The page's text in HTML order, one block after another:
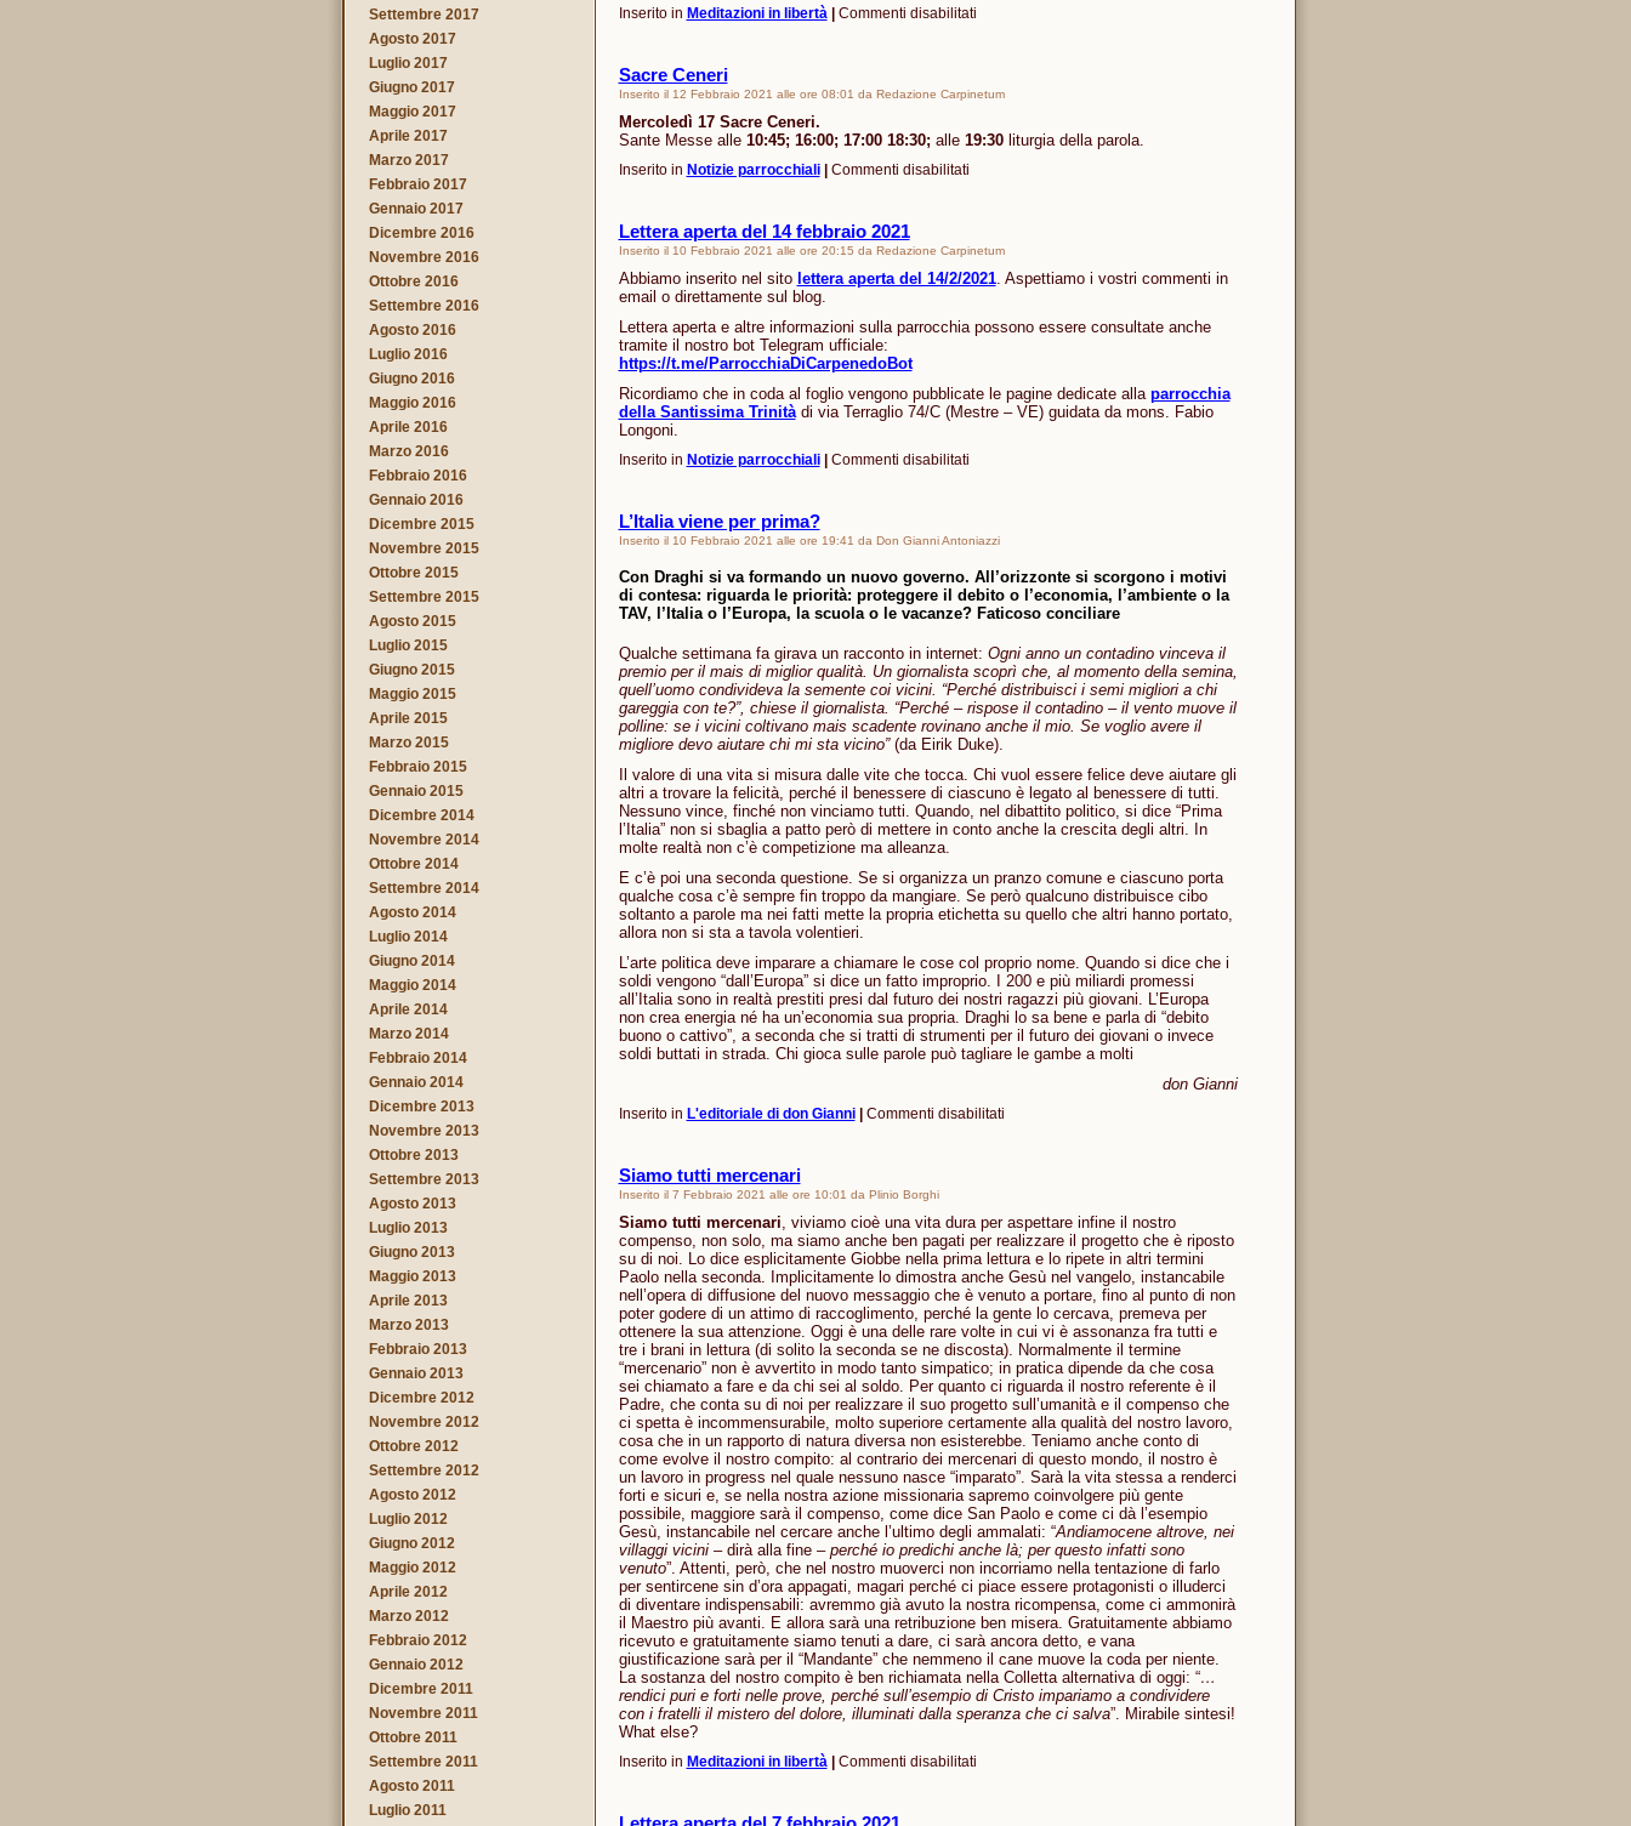
Inserito in Meditazioni in libertà Commenti disabilitatisu
Sacre Ceneri
Inserito il 12 Febbraio 2021 alle ore 08:01 da Redazione Carpinetum
Mercoledì 17 Sacre Ceneri.
Sante Messe alle 10:45; 16:00; 17:00 18:30;alle 19:30liturgia della parola.
Inserito in Notizie parrocchiali Commenti disabilitatisu
Lettera aperta del 14 febbraio 2021
Inserito il 10 Febbraio 2021 alle ore 20:15 da Redazione Carpinetum
Abbiamo inserito nel sito lettera aperta del 14/2/2021. Aspettiamo i vostri commenti in
email o direttamente sul blog.
Lettera aperta e altre informazioni sulla parrocchia possono essere consultate anche
tramite il nostro bot Telegram ufficiale:
https://t.me/ParrocchiaDiCarpenedoBot
Ricordiamo che in coda al foglio vengono pubblicate le pagine dedicate alla parrocchia
della Santissima Trinitàdi via Terraglio 74/C (Mestre – VE) guidata da mons. Fabio
Longoni.
Inserito in Notizie parrocchiali Commenti disabilitatisu
febbraio
L’Italia viene per prima?
Inserito il 10 Febbraio 2021 alle ore 19:41 da Don Gianni Antoniazzi
Con Draghi si va formando un nuovo governo. All’orizzonte si scorgono i motivi
di contesa: riguarda le priorità: proteggere il debito o l’economia, l’ambiente o la
TAV, l’Italia o l’Europa, la scuola o le vacanze? Faticoso conciliare
Qualche settimana fa girava un racconto in internet: Ogni anno un contadino vinceva il
premio per il mais di miglior qualità. Un giornalista scoprì che, al momento della semina,
quell’uomo condivideva la semente coi vicini. “Perché distribuisci i semi migliori a chi
gareggia con te?”, chiese il giornalista. “Perché – rispose il contadino – il vento muove il
polline: se i vicini coltivano mais scadente rovinano anche il mio. Se voglio avere il
migliore devo aiutare chi mi sta vicino”(da Eirik Duke).
Il valore di una vita si misura dalle vite che tocca. Chi vuol essere felice deve aiutare gli
altri a trovare la felicità, perché il benessere di ciascuno è legato al benessere di tutti.
Nessuno vince, finché non vinciamo tutti. Quando, nel dibattito politico, si dice “Prima
l’Italia” non si sbaglia a patto però di mettere in conto anche la crescita degli altri. In
molte realtà non c’è competizione ma alleanza.
E c’è poi una seconda questione. Se si organizza un pranzo comune e ciascuno porta
qualche cosa c’è sempre fin troppo da mangiare. Se però qualcuno distribuisce cibo
soltanto a parole ma nei fatti mette la propria etichetta su quello che altri hanno portato,
allora non si sta a tavola volentieri.
L’arte politica deve imparare a chiamare le cose col proprio nome. Quando si dice che i
soldi vengono “dall’Europa” si dice un fatto improprio. I 200 e più miliardi promessi
all’Italia sono in realtà prestiti presi dal futuro dei nostri ragazzi più giovani. L’Europa
non crea energia né ha un’economia sua propria. Draghi lo sa bene e parla di “debito
buono o cattivo”, a seconda che si tratti di strumenti per il futuro dei giovani o invece
soldi buttati in strada. Chi gioca sulle parole può tagliare le gambe a molti
don Gianni
Inserito in L'editoriale di don Gianni | Commenti disabilitatisu
Siamo tutti mercenari
Inserito il 7 Febbraio 2021 alle ore 10:01 da Plinio Borghi
Siamo tutti mercenari , viviamo cioè una vita dura per aspettare infine il nostro
compenso, non solo, ma siamo anche ben pagati per realizzare il progetto che è riposto
su di noi. Lo dice esplicitamente Giobbe nella prima lettura e lo ripete in altri termini
Paolo nella seconda. Implicitamente lo dimostra anche Gesù nel vangelo, instancabile
nell’opera di diffusione del nuovo messaggio che è venuto a portare, fino al punto di non
poter godere di un attimo di raccoglimento, perché la gente lo cercava, premeva per
ottenere la sua attenzione. Oggi è una delle rare volte in cui vi è assonanza fra tutti e
tre i brani in lettura (di solito la seconda se ne discosta). Normalmente il termine
“mercenario” non è avvertito in modo tanto simpatico; in pratica dipende da che cosa
sei chiamato a fare e da chi sei al soldo. Per quanto ci riguarda il nostro referente è il
Padre, che conta su di noi per realizzare il suo progetto sull’umanità e il compenso che
ci spetta è incommensurabile, molto superiore certamente alla qualità del nostro lavoro,
cosa che in un rapporto di natura diversa non esisterebbe. Teniamo anche conto di
come evolve il nostro compito: al contrario dei mercenari di questo mondo, il nostro è
un lavoro in progress nel quale nessuno nasce “imparato”. Sarà la vita stessa a renderci
forti e sicuri e, se nella nostra azione missionaria sapremo coinvolgere più gente
possibile, maggiore sarà il compenso, come dice San Paolo e come ci dà l’esempio
Gesù, instancabile nel cercare anche l’ultimo degli ammalati: “Andiamocene altrove, nei
villaggi vicini– dirà alla fine – perché io predichi anche là; per questo infatti sono
venuto”. Attenti, però, che nel nostro muoverci non incorriamo nella tentazione di farlo
per sentircene sin d’ora appagati, magari perché ci piace essere protagonisti o illuderci
di diventare indispensabili: avremmo già avuto la nostra ricompensa, come ci ammonirà
il Maestro più avanti. E allora sarà una retribuzione ben misera. Gratuitamente abbiamo
ricevuto e gratuitamente siamo tenuti a dare, ci sarà ancora detto, e vana
giustificazione sarà per il “Mandante” che nemmeno il cane muove la coda per niente.
La sostanza del nostro compito è ben richiamata nella Colletta alternativa di oggi: “…
rendici puri e forti nelle prove, perché sull’esempio di Cristo impariamo a condividere
con i fratelli il mistero del dolore, illuminati dalla speranza che ci salva”. Mirabile sintesi!
What else?
Inserito in Meditazioni in libertà | Commenti disabilitatisu
Settembre 2017
Agosto 2017
Luglio 2017
Giugno 2017
Maggio 2017
Aprile 2017
Marzo 2017
Febbraio 2017
Gennaio 2017
Dicembre 2016
Novembre 2016
Ottobre 2016
Settembre 2016
Agosto 2016
Luglio 2016
Giugno 2016
Maggio 2016
Aprile 2016
Marzo 2016
Febbraio 2016
Gennaio 2016
Dicembre 2015
Novembre 2015
Ottobre 2015
Settembre 2015
Agosto 2015
Luglio 2015
Giugno 2015
Maggio 2015
Aprile 2015
Marzo 2015
Febbraio 2015
Gennaio 2015
Dicembre 2014
Novembre 2014
Ottobre 2014
Settembre 2014
Agosto 2014
Luglio 2014
Giugno 2014
Maggio 2014
Aprile 2014
Marzo 2014
Febbraio 2014
Gennaio 2014
Dicembre 2013
Novembre 2013
Ottobre 2013
Settembre 2013
Agosto 2013
Luglio 2013
Giugno 2013
Maggio 2013
Aprile 2013
Marzo 2013
Febbraio 2013
Gennaio 2013
Dicembre 2012
Novembre 2012
Ottobre 2012
Settembre 2012
Agosto 2012
Luglio 2012
Giugno 2012
Maggio 2012
Aprile 2012
Marzo 2012
Febbraio 2012
Gennaio 2012
Dicembre 2011
Novembre 2011
Ottobre 2011
Settembre 2011
Agosto 2011
Luglio 2011